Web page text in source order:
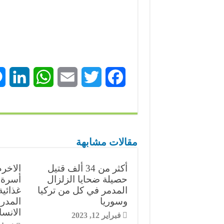
c
o
o
k
i
e
r
a
W
a
n
n
مقالات مشابهة
أكثر من 34 ألف قتيل
حصيلة ضحايا الزلزال
المدمر في كل من تركيا
وسوريا
فبراير 12, 2023